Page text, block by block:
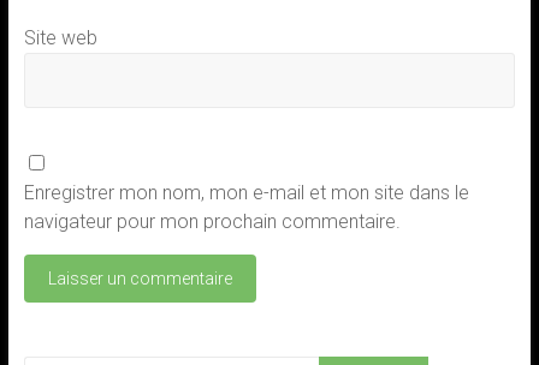
Site web
Enregistrer mon nom, mon e-mail et mon site dans le
navigateur pour mon prochain commentaire.